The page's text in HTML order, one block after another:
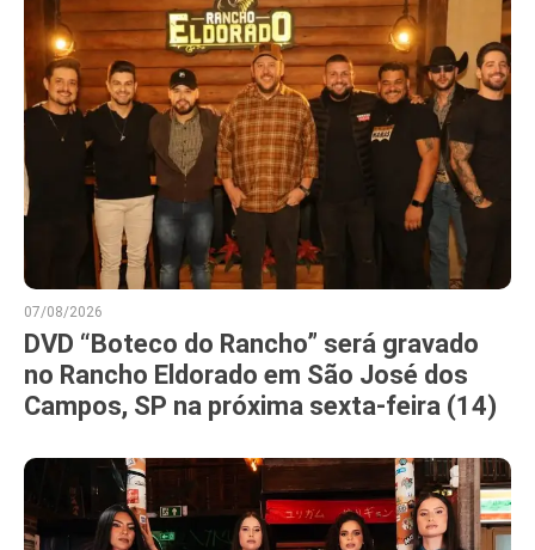
07/08/2026
DVD “Boteco do Rancho” será gravado
no Rancho Eldorado em São José dos
Campos, SP na próxima sexta-feira (14)